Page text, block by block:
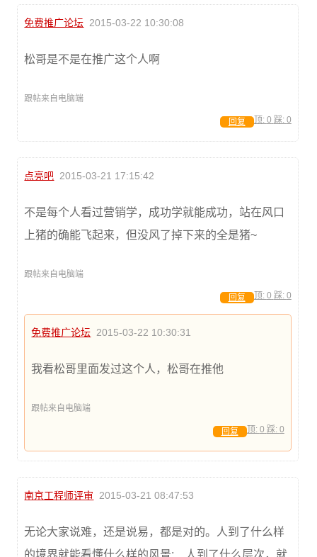
免费推广论坛 2015-03-22 10:30:08
松哥是不是在推广这个人啊
跟帖来自电脑端
顶: 0 踩: 0
回复
点亮吧 2015-03-21 17:15:42
不是每个人看过营销学，成功学就能成功，站在风口
上猪的确能飞起来，但没风了掉下来的全是猪~
跟帖来自电脑端
顶: 0 踩: 0
回复
免费推广论坛 2015-03-22 10:30:31
我看松哥里面发过这个人，松哥在推他
跟帖来自电脑端
顶: 0 踩: 0
回复
南京工程师评审 2015-03-21 08:47:53
无论大家说难，还是说易，都是对的。人到了什么样